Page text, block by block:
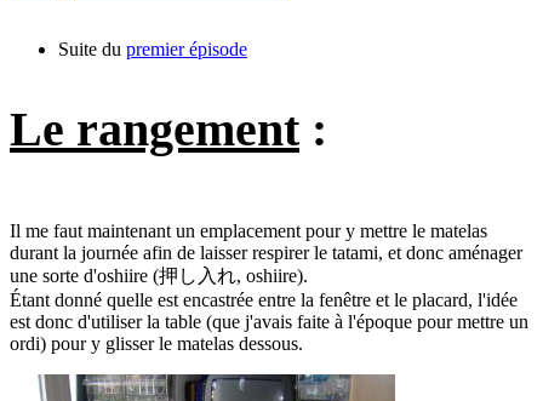
Suite du premier épisode
Le rangement:
Il me faut maintenant un emplacement pour y mettre le matelas
durant la journée afin de laisser respirer le tatami, et donc aménager
une sorte d'oshiire (押し入れ, oshiire).
Étant donné quelle est encastrée entre la fenêtre et le placard, l'idée
est donc d'utiliser la table (que j'avais faite à l'époque pour mettre un
ordi) pour y glisser le matelas dessous.